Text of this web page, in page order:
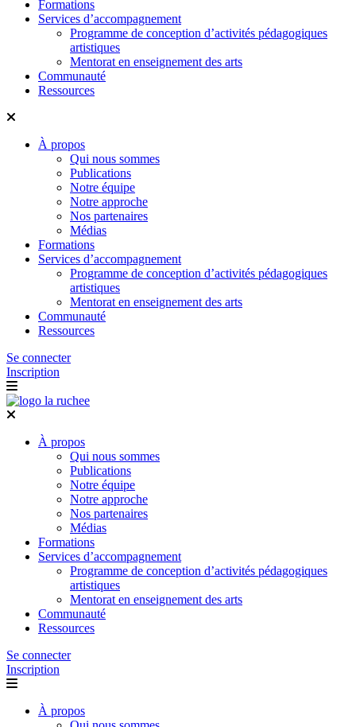
Formations
Services d’accompagnement
Programme de conception d’activités pédagogiques
artistiques
Mentorat en enseignement des arts
Communauté
Ressources
À propos
Qui nous sommes
Publications
Notre équipe
Notre approche
Nos partenaires
Médias
Formations
Services d’accompagnement
Programme de conception d’activités pédagogiques
artistiques
Mentorat en enseignement des arts
Communauté
Ressources
Se connecter
Inscription
À propos
Qui nous sommes
Publications
Notre équipe
Notre approche
Nos partenaires
Médias
Formations
Services d’accompagnement
Programme de conception d’activités pédagogiques
artistiques
Mentorat en enseignement des arts
Communauté
Ressources
Se connecter
Inscription
À propos